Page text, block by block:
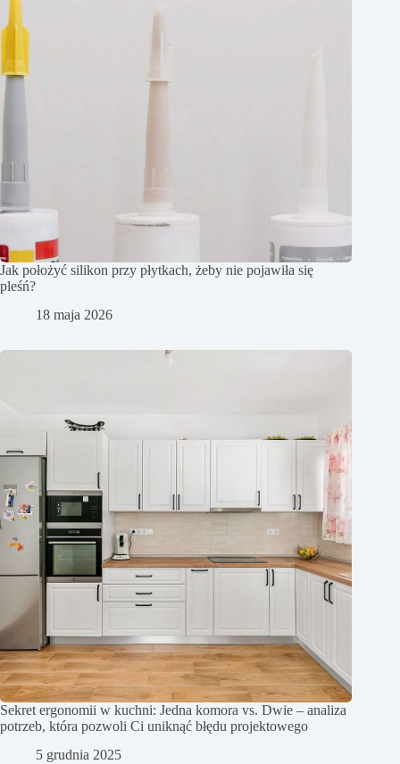
Jak położyć silikon przy płytkach, żeby nie pojawiła się
pleśń?
18 maja 2026
Sekret ergonomii w kuchni: Jedna komora vs. Dwie – analiza
potrzeb, która pozwoli Ci uniknąć błędu projektowego
5 grudnia 2025